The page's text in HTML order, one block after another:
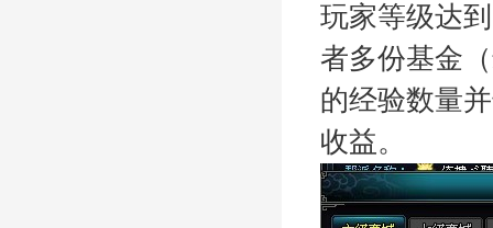
玩家等级达
者多份基金
的经验数量
收益。